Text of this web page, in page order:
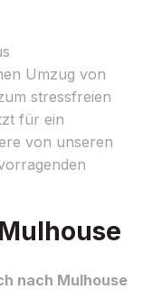
Umzug von
stressfreien
für ein
von unseren
nach Mulhouse